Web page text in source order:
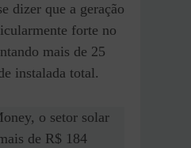
dizer que a geração
forte no
mais de 25
instalada total.
o setor solar
de R$ 184